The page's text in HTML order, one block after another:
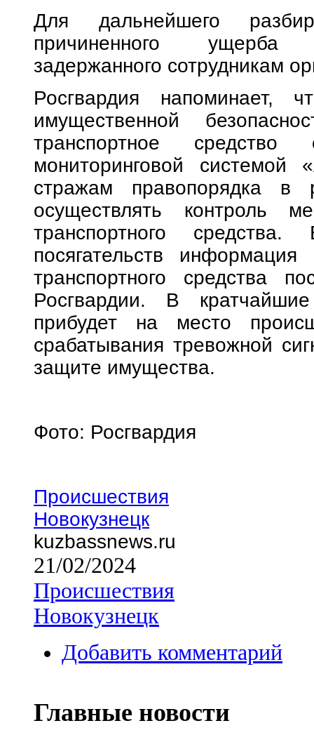
Для дальнейшего
причиненного ущерба
задержанного сотрудникам
Росгвардия напоминает,
имущественной
транспортное средство
мониторинговой системой
стражам правопорядка в
осуществлять контроль
транспортного
посягательств
транспортного средства
Росгвардии. В
прибудет на место
срабатывания тревожной
защите имущества.
Фото: Росгвардия
Происшествия
Новокузнецк
kuzbassnews.ru
21/02/2024
Происшествия
Новокузнецк
Добавить комментарий
Главные новости